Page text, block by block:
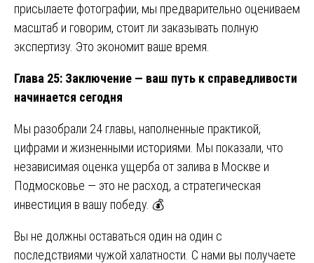
присылаете фотографии, мы предварительно оцениваем
масштаб и говорим, стоит ли заказывать полную
экспертизу. Это экономит ваше время.
Глава 25: Заключение — ваш путь к справедливости
начинается сегодня
Мы разобрали 24 главы, наполненные практикой,
цифрами и жизненными историями. Мы показали, что
независимая оценка ущерба от залива в Москве и
Подмосковье — это не расход, а стратегическая
инвестиция в вашу победу. 💰
Вы не должны оставаться один на один с
последствиями чужой халатности. С нами вы получаете